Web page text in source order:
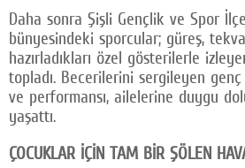
Daha sonra Şişli Gençlik ve Spor
bünyesindeki sporcular; güreş,
hazırladıkları özel gösterilerle
topladı. Becerilerini sergileyen genç
ve performansı, ailelerine duygu
yaşattı.
ÇOCUKLAR İÇİN TAM BİR ŞÖLEN